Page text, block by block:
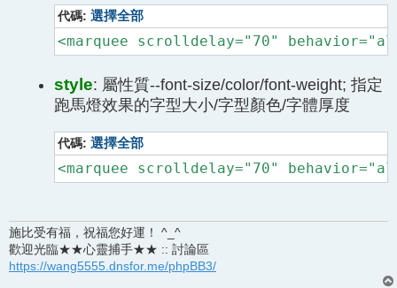
代碼:選擇全部
<marquee scrolldelay="70"
style: 屬性質--font-size/color/font-weight; 指定
跑馬燈效果的字型大小/字型顏色/字體厚度
代碼:選擇全部
<marquee scrolldelay="70"
施比受有福，祝福您好運！ ^_^
歡迎光臨★★心靈捕手★★ :: 討論區
https://wang5555.dnsfor.me/phpBB3/